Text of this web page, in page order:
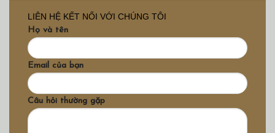
LIÊN HỆ KẾT NỐI VỚI CHÚNG TÔI
Họ và tên
Email của bạn
Câu hỏi thường gặp